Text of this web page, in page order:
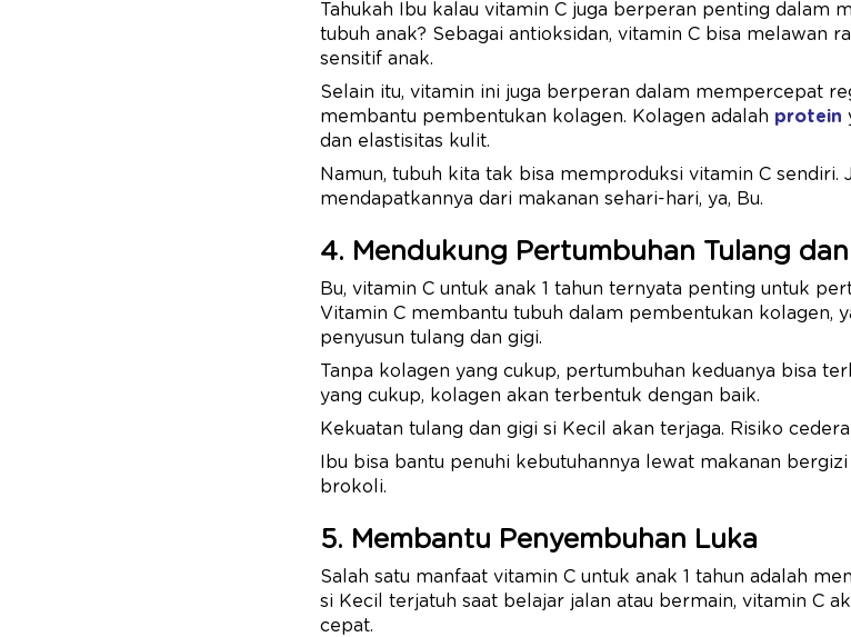
Tahukah Ibu kalau vitamin C juga berperan penting dalam
tubuh anak? Sebagai antioksidan, vitamin C bisa melawan
sensitif anak.
Selain itu, vitamin ini juga berperan dalam mempercepat
membantu pembentukan kolagen. Kolagen adalah protein
dan elastisitas kulit.
Namun, tubuh kita tak bisa memproduksi vitamin C sendiri.
mendapatkannya dari makanan sehari-hari, ya, Bu.
4. Mendukung Pertumbuhan Tulang
Bu, vitamin C untuk anak 1 tahun ternyata penting untuk
Vitamin C membantu tubuh dalam pembentukan kolagen,
penyusun tulang dan gigi.
Tanpa kolagen yang cukup, pertumbuhan keduanya bisa
yang cukup, kolagen akan terbentuk dengan baik.
Kekuatan tulang dan gigi si Kecil akan terjaga. Risiko
Ibu bisa bantu penuhi kebutuhannya lewat makanan
brokoli.
5. Membantu Penyembuhan Luka
Salah satu manfaat vitamin C untuk anak 1 tahun adalah
si Kecil terjatuh saat belajar jalan atau bermain, vitamin C
cepat.